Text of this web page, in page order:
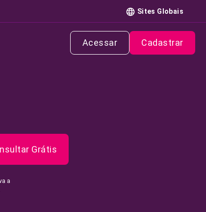
Sites Globais
Acessar Cadastrar
Grátis
a